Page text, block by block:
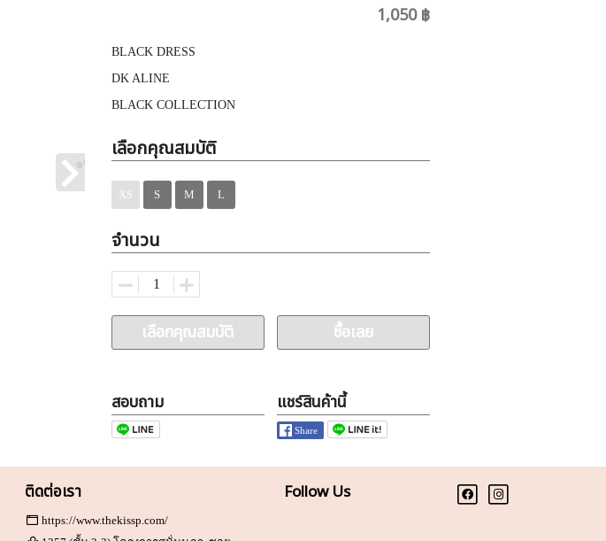
1,050 ฿
BLACK DRESS
DK ALINE
BLACK COLLECTION
เลือกคุณสมบัติ
XS S M L
จำนวน
เลือกคุณสมบัติ ซื้อเลย
สอบถาม แชร์สินค้านี้
ติดต่อเรา
https://www.thekissp.com/
Follow Us